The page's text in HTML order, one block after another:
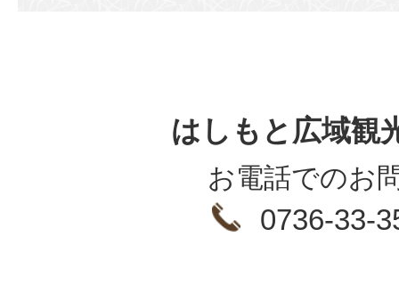
はしもと広域観
お電話でのお
0736-33-